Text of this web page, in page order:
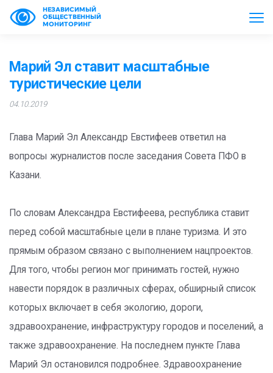
НЕЗАВИСИМЫЙ
ОБЩЕСТВЕННЫЙ
МОНИТОРИНГ
Марий Эл ставит масштабные
туристические цели
04.10.2019
Глава Марий Эл Александр Евстифеев ответил на
вопросы журналистов после заседания Совета ПФО в
Казани.
По словам Александра Евстифеева, республика ставит
перед собой масштабные цели в плане туризма. И это
прямым образом связано с выполнением нацпроектов.
Для того, чтобы регион мог принимать гостей, нужно
навести порядок в различных сферах, обширный список
которых включает в себя экологию, дороги,
здравоохранение, инфраструктуру городов и поселений, а
также здравоохранение. На последнем пункте Глава
Марий Эл остановился подробнее. Здравоохранение